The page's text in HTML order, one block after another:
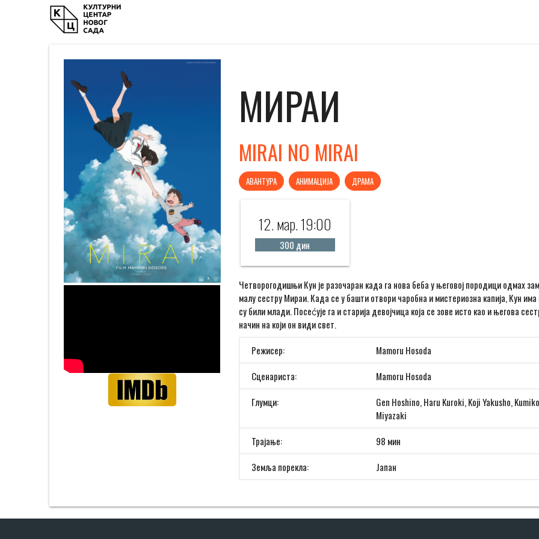
МИРАИ
MIRAI NO MIRAI
АВАНТУРА АНИМАЦИЈА ДРАМА
12. мар. 19:00
300 дин
Четворогодишњи Кун је разочаран када га нова беба у његовој породици одмах
малу сестру Мираи. Када се у башти отвори чаробна и мистериозна капија, Кун
су били млади. Посеćује га и старија девојчица која се зове исто као и његова
начин на који он види свет.
Режисер:
Mamoru Hosoda
Сценариста:
Mamoru Hosoda
Глумци:
Gen Hoshino, Haru Kuroki, Koji Yakusho,
Miyazaki
Трајање:
98 мин
Земља порекла:
Јапан